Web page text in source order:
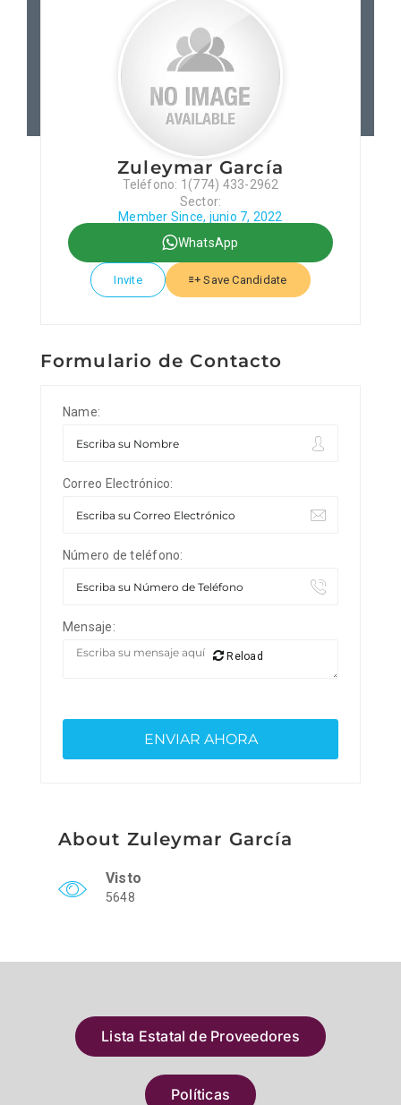
Patronos
Junta Local Desarrollo
Adiestramientos
Eventos
Sobre Nosotros
Zuleymar García
Teléfono: 1(774) 433-2962
Sector:
Member Since, junio 7, 2022
WhatsApp
Invite Save Candidate
Formulario de Contacto
Name:
Correo Electrónico:
Número de teléfono:
Mensaje:
Reload
About Zuleymar García
Visto
5648
Lista Estatal de Proveedores
Políticas